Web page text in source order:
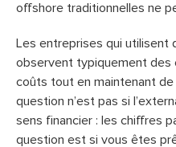
offshore traditionnelles ne
Les entreprises qui utilisent
observent typiquement des
coûts tout en maintenant
question n’est pas si
sens financier : les chiffres
question est si vous êtes